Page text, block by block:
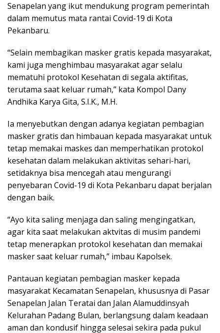
Senapelan yang ikut mendukung program pemerintah
dalam memutus mata rantai Covid-19 di Kota
Pekanbaru.
“Selain membagikan masker gratis kepada masyarakat,
kami juga menghimbau masyarakat agar selalu
mematuhi protokol Kesehatan di segala aktifitas,
terutama saat keluar rumah,” kata Kompol Dany
Andhika Karya Gita, S.I.K., M.H.
Ia menyebutkan dengan adanya kegiatan pembagian
masker gratis dan himbauan kepada masyarakat untuk
tetap memakai maskes dan memperhatikan protokol
kesehatan dalam melakukan aktivitas sehari-hari,
setidaknya bisa mencegah atau mengurangi
penyebaran Covid-19 di Kota Pekanbaru dapat berjalan
dengan baik.
“Ayo kita saling menjaga dan saling mengingatkan,
agar kita saat melakukan aktvitas di musim pandemi
tetap menerapkan protokol kesehatan dan memakai
masker saat keluar rumah,” imbau Kapolsek.
Pantauan kegiatan pembagian masker kepada
masyarakat Kecamatan Senapelan, khususnya di Pasar
Senapelan Jalan Teratai dan Jalan Alamuddinsyah
Kelurahan Padang Bulan, berlangsung dalam keadaan
aman dan kondusif hingga selesai sekira pada pukul